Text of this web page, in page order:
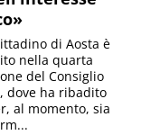
di Aosta è
nella quarta
del Consiglio
dove ha ribadito
al momento, sia